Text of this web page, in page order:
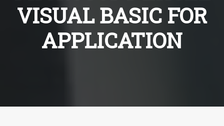
VISUAL BASIC FOR
APPLICATION